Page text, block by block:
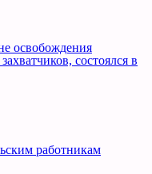
освобождения
состоялся в
работникам